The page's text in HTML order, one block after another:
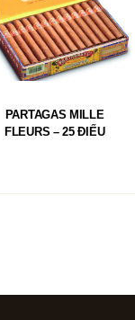
PARTAGAS MILLE
FLEURS – 25 ĐIẾU